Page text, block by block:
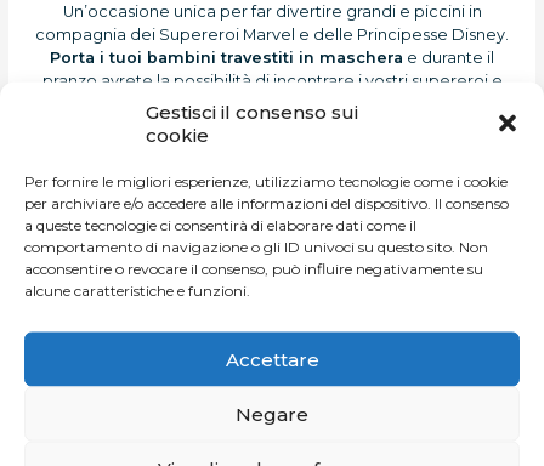
Gestisci il consenso sui
cookie
Per fornire le migliori esperienze, utilizziamo tecnologie come i cookie
per archiviare e/o accedere alle informazioni del dispositivo. Il consenso
a queste tecnologie ci consentirà di elaborare dati come il
comportamento di navigazione o gli ID univoci su questo sito. Non
acconsentire o revocare il consenso, può influire negativamente su
alcune caratteristiche e funzioni.
Accettare
Negare
Un’occasione unica per far divertire grandi e piccini in
compagnia dei Supereroi Marvel e delle Principesse Disney.
Porta i tuoi bambini travestiti in maschera e durante il
pranzo avrete la possibilità di incontrare i vostri supereroi e
principesse preferiti, con i quali scattare una polaroid da
portare a casa con te come ricordo!
Non aspettare! Scegli una data e
chiama il punto ristoro del
Village per prenotare:
Domenica 14 Settembre – Casa Angelesi–011 896 0773
Non lasciarti sfuggire questa occasione da favola.